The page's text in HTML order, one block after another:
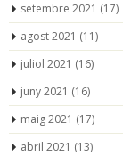
setembre 2021 (17)
agost 2021 (11)
juliol 2021 (16)
juny 2021 (16)
maig 2021 (17)
abril 2021 (13)